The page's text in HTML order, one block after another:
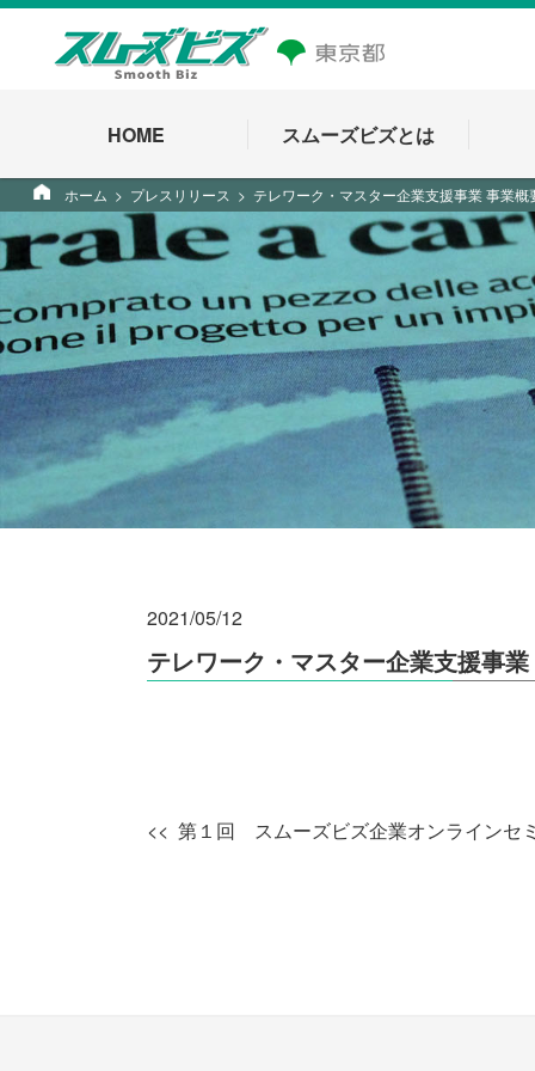
HOME スムーズビズとは
ホーム プレスリリース テレワーク・マスター企業支援事業 事業
2021/05/12
テレワーク・マスター企業支援事
第１回 スムーズビズ企業オンラインセ